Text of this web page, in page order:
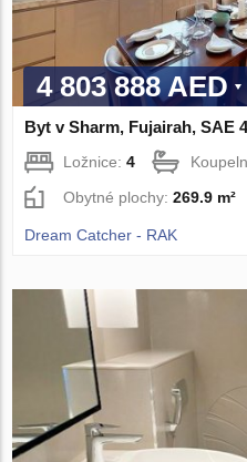
4 803 888 AED
Byt v Sharm, Fujairah, SAE
Ložnice:4
Obytné plochy:269.9 m²
Dream Catcher - RAK